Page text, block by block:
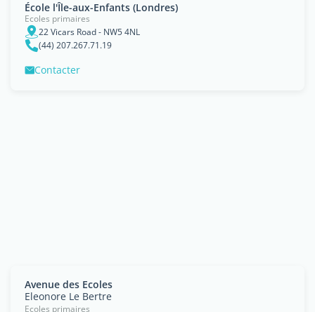
École l'Île-aux-Enfants (Londres)
Ecoles primaires
22 Vicars Road - NW5 4NL
(44) 207.267.71.19
Contacter
Avenue des Ecoles
Eleonore Le Bertre
Ecoles primaires